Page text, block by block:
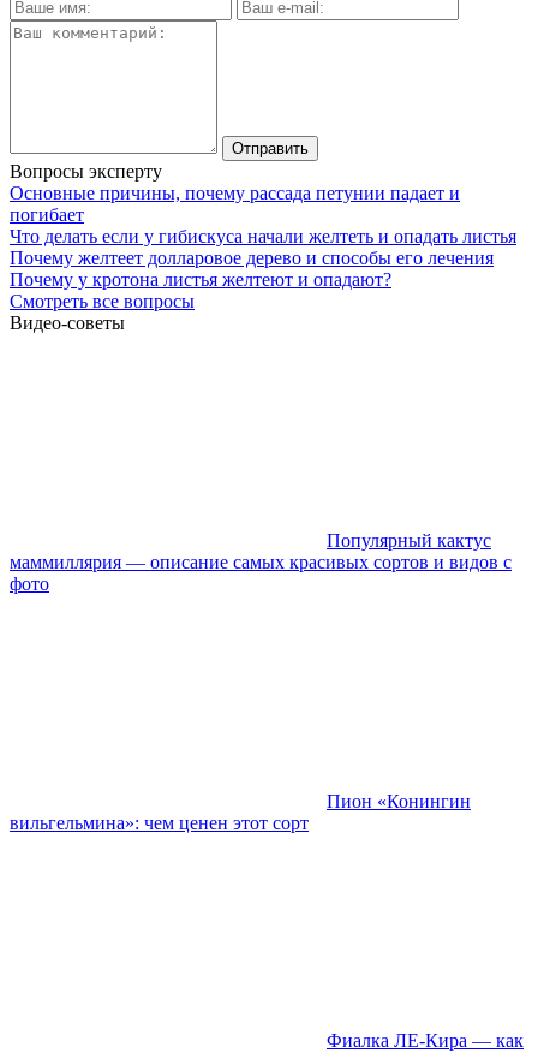
Вопросы эксперту
Основные причины, почему рассада петунии падает и
погибает
Что делать если у гибискуса начали желтеть и опадать листья
Почему желтеет долларовое дерево и способы его лечения
Почему у кротона листья желтеют и опадают?
Смотреть все вопросы
Видео-советы
Популярный кактус
маммиллярия — описание самых красивых сортов и видов с
фото
Пион «Конингин
вильгельмина»: чем ценен этот сорт
Фиалка ЛЕ-Кира — как